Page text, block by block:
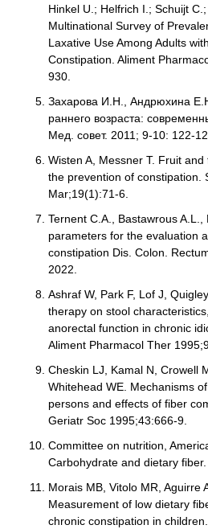
Hinkel U.; Helfrich I.; Schuijt
Multinational Survey of
Laxative Use Among Adults
Constipation. Aliment
930.
Захарова И.Н., Андрюхина
раннего возраста:
Мед. совет. 2011; 9-10: 122-
Wisten A, Messner T. Fruit
the prevention of constipation.
Mar;19(1):71-6.
Ternent C.A., Bastawrous
parameters for the evaluation
constipation Dis. Colon.
2022.
Ashraf W, Park F, Lof J,
therapy on stool
anorectal function in chronic
Aliment Pharmacol Ther
Cheskin LJ, Kamal N, Crowell
Whitehead WE. Mechanisms
persons and effects of fiber
Geriatr Soc 1995;43:666-9.
Committee on nutrition,
Carbohydrate and dietary
Morais MB, Vitolo MR, Aguirre
Measurement of low dietary
chronic constipation in